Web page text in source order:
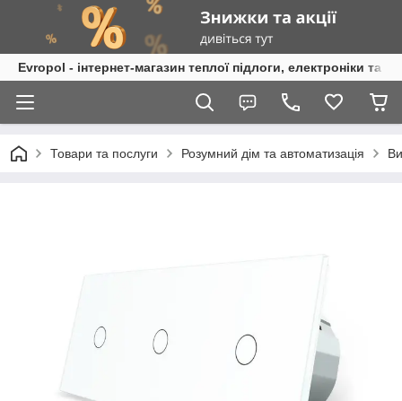
Evropol - інтернет-магазин теплої підлоги, електроніки та
Товари та послуги Розумний дім та автоматизація